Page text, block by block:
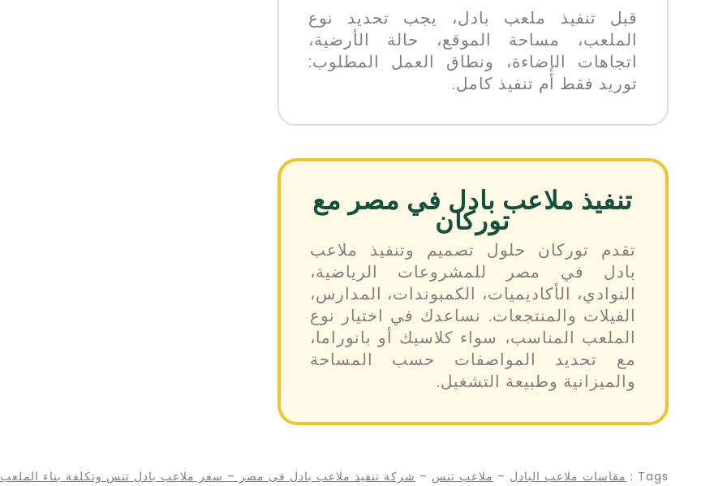
قبل تنفيذ ملعب بادل، يجب تحديد نوع
الملعب، مساحة الموقع، حالة الأرضية،
اتجاهات الإضاءة، ونطاق العمل المطلوب:
توريد فقط أم تنفيذ كامل.
تنفيذ ملاعب بادل في مصر مع
توركان
تقدم توركان حلول تصميم وتنفيذ ملاعب
بادل في مصر للمشروعات الرياضية،
النوادي، الأكاديميات، الكمبوندات، المدارس،
الفيلات والمنتجعات. نساعدك في اختيار نوع
الملعب المناسب، سواء كلاسيك أو بانوراما،
مع تحديد المواصفات حسب المساحة
والميزانية وطبيعة التشغيل.
Tags : مقاسات ملاعب البادل – ملاعب تنس – شركة تنفيذ ملاعب بادل فى مصر – سعر ملاعب بادل تنس وتكلفة بناء الملعب